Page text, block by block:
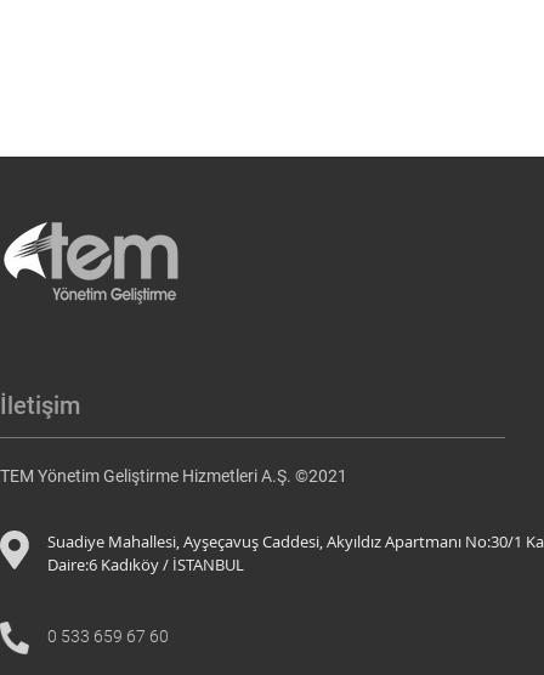
İletişim
TEM Yönetim Geliştirme Hizmetleri A.Ş. ©2021
Suadiye Mahallesi, Ayşeçavuş Caddesi, Akyıldız Apartmanı No:30/1
Daire:6 Kadıköy / İSTANBUL
0 533 659 67 60